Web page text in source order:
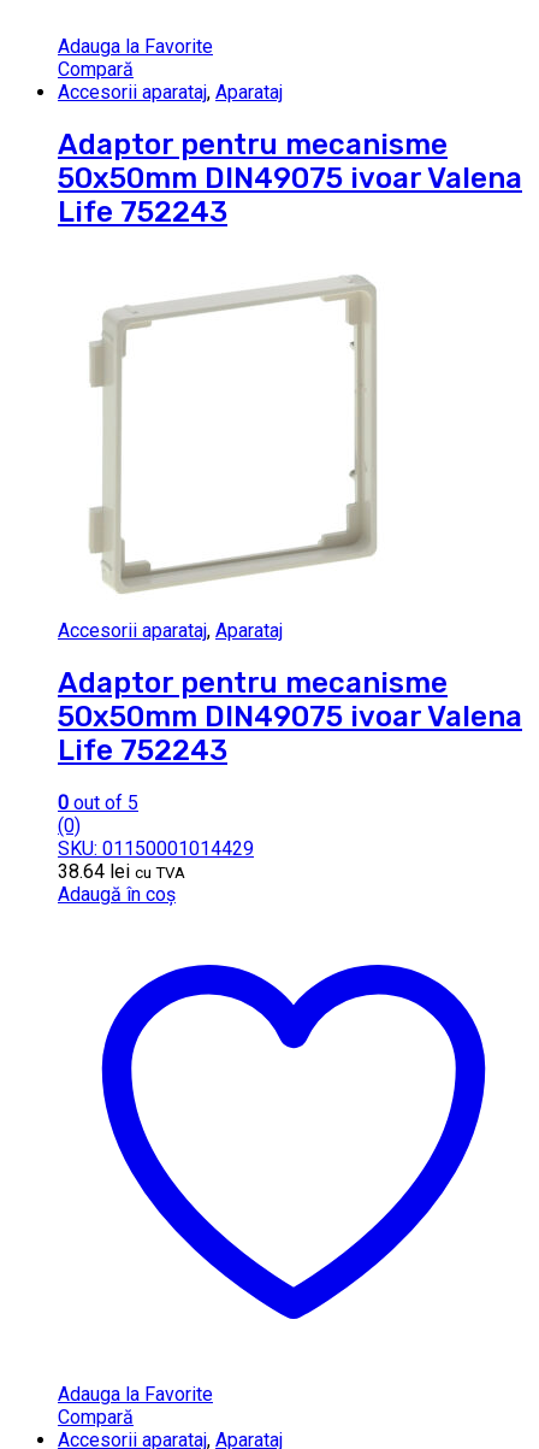
Adauga la Favorite
Compară
Accesorii aparataj, Aparataj
Adaptor pentru mecanisme
50x50mm DIN49075 ivoar Valena
Life 752243
Accesorii aparataj, Aparataj
Adaptor pentru mecanisme
50x50mm DIN49075 ivoar Valena
Life 752243
0 out of 5
(0)
SKU: 01150001014429
38.64 lei cu TVA
Adaugă în coș
Adauga la Favorite
Compară
Accesorii aparataj, Aparataj